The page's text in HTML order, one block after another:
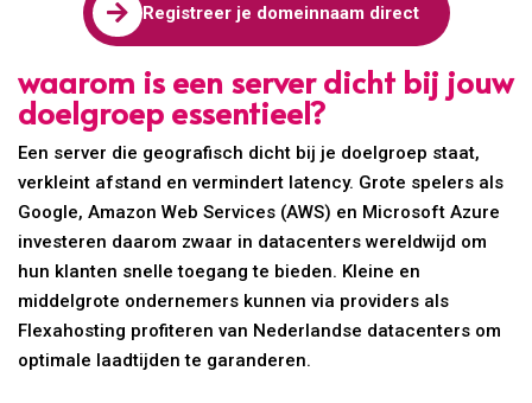
 Registreer je domeinnaam direct
waarom is een server dicht bij jouw
doelgroep essentieel?
Een server die geografisch dicht bij je doelgroep staat,
verkleint afstand en vermindert latency. Grote spelers als
Google, Amazon Web Services (AWS) en Microsoft Azure
investeren daarom zwaar in datacenters wereldwijd om
hun klanten snelle toegang te bieden. Kleine en
middelgrote ondernemers kunnen via providers als
Flexahosting profiteren van Nederlandse datacenters om
optimale laadtijden te garanderen.